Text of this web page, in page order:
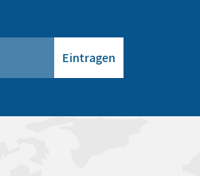
Eintragen